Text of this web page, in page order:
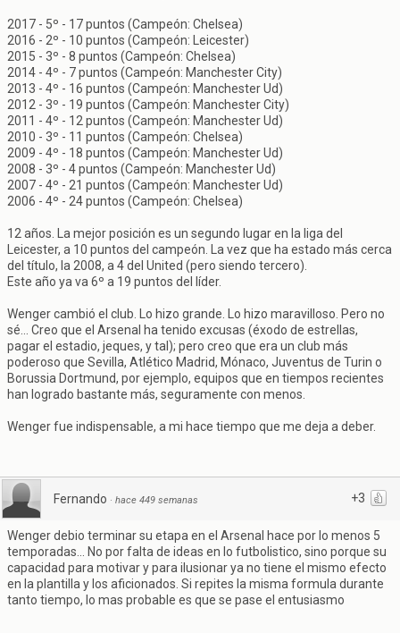
2017 - 5º - 17 puntos (Campeón: Chelsea)
2016 - 2º - 10 puntos (Campeón: Leicester)
2015 - 3º - 8 puntos (Campeón: Chelsea)
2014 - 4º - 7 puntos (Campeón: Manchester City)
2013 - 4º - 16 puntos (Campeón: Manchester Ud)
2012 - 3º - 19 puntos (Campeón: Manchester City)
2011 - 4º - 12 puntos (Campeón: Manchester Ud)
2010 - 3º - 11 puntos (Campeón: Chelsea)
2009 - 4º - 18 puntos (Campeón: Manchester Ud)
2008 - 3º - 4 puntos (Campeón: Manchester Ud)
2007 - 4º - 21 puntos (Campeón: Manchester Ud)
2006 - 4º - 24 puntos (Campeón: Chelsea)
12 años. La mejor posición es un segundo lugar en la liga del
Leicester, a 10 puntos del campeón. La vez que ha estado más cerca
del título, la 2008, a 4 del United (pero siendo tercero).
Este año ya va 6º a 19 puntos del líder.
Wenger cambió el club. Lo hizo grande. Lo hizo maravilloso. Pero no
sé... Creo que el Arsenal ha tenido excusas (éxodo de estrellas,
pagar el estadio, jeques, y tal); pero creo que era un club más
poderoso que Sevilla, Atlético Madrid, Mónaco, Juventus de Turin o
Borussia Dortmund, por ejemplo, equipos que en tiempos recientes
han logrado bastante más, seguramente con menos.
Wenger fue indispensable, a mi hace tiempo que me deja a deber.
+3
Fernando · hace 449 semanas
Wenger debio terminar su etapa en el Arsenal hace por lo menos 5
temporadas... No por falta de ideas en lo futbolistico, sino porque su
capacidad para motivar y para ilusionar ya no tiene el mismo efecto
en la plantilla y los aficionados. Si repites la misma formula durante
tanto tiempo, lo mas probable es que se pase el entusiasmo